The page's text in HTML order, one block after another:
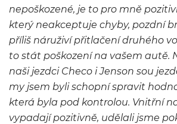
nepoškozené, je to pro mně
který neakceptuje chyby, pozdní
příliš náruživí přitlačení druhého
to stát poškození na vašem autě.
naši jezdci Checo i Jenson sou
my jsem byli schopní spravit
která byla pod kontrolou. Vnitřní
vypadají pozitivně, udělali jsme